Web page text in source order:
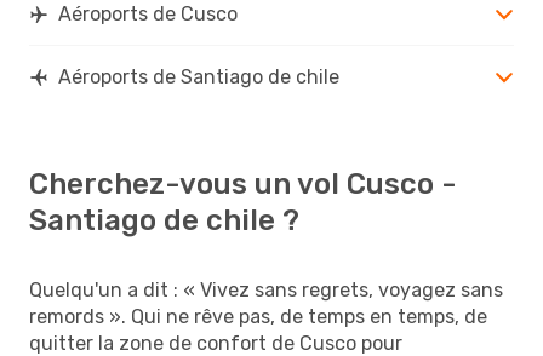
Aéroports de Cusco
Aéroports de Santiago de chile
Cherchez-vous un vol Cusco -
Santiago de chile ?
Quelqu'un a dit : « Vivez sans regrets, voyagez sans
remords ». Qui ne rêve pas, de temps en temps, de
quitter la zone de confort de Cusco pour